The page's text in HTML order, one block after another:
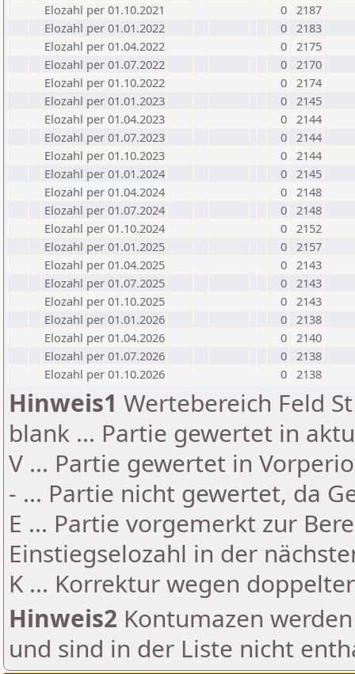
Elozahl per 01.10.2021
0 2187
Elozahl per 01.01.2022
0 2183
Elozahl per 01.04.2022
0 2175
Elozahl per 01.07.2022
0 2170
Elozahl per 01.10.2022
0 2174
Elozahl per 01.01.2023
0 2145
Elozahl per 01.04.2023
0 2144
Elozahl per 01.07.2023
0 2144
Elozahl per 01.10.2023
0 2144
Elozahl per 01.01.2024
0 2145
Elozahl per 01.04.2024
0 2148
Elozahl per 01.07.2024
0 2148
Elozahl per 01.10.2024
0 2152
Elozahl per 01.01.2025
0 2157
Elozahl per 01.04.2025
0 2143
Elozahl per 01.07.2025
0 2143
Elozahl per 01.10.2025
0 2143
Elozahl per 01.01.2026
0 2138
Elozahl per 01.04.2026
0 2140
Elozahl per 01.07.2026
0 2138
Elozahl per 01.10.2026
0 2138
Hinweis1 Wertebereich Feld
blank ... Partie gewertet in
V ... Partie gewertet in
- ... Partie nicht gewertet, da
E ... Partie vorgemerkt zur
Einstiegselozahl in der
K ... Korrektur wegen
Hinweis2 Kontumazen
und sind in der Liste nicht